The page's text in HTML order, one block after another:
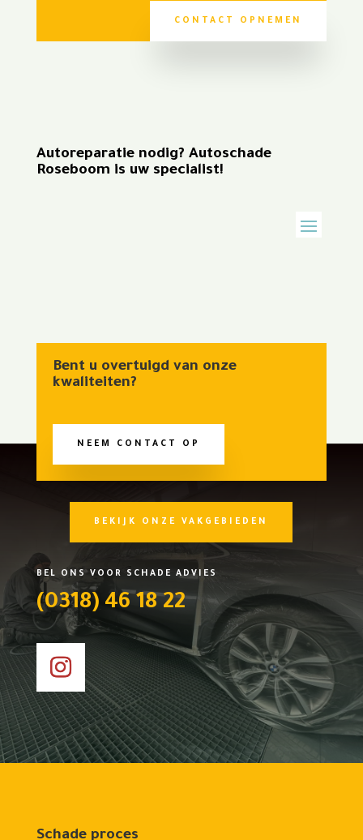
CONTACT OPNEMEN
Autoreparatie nodig? Autoschade
Roseboom is uw specialist!
Bent u overtuigd van onze
kwaliteiten?
NEEM CONTACT OP
BEKIJK ONZE VAKGEBIEDEN
BEL ONS VOOR SCHADE ADVIES
(0318) 46 18 22
Schade proces